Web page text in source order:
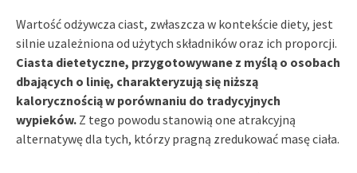
Wartość odżywcza ciast, zwłaszcza w kontekście diety, jest
silnie uzależniona od użytych składników oraz ich proporcji.
Ciasta dietetyczne, przygotowywane z myślą o osobach
dbających o linię, charakteryzują się niższą
kalorycznością w porównaniu do tradycyjnych
wypieków. Z tego powodu stanowią one atrakcyjną
alternatywę dla tych, którzy pragną zredukować masę ciała.